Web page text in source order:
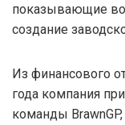
показывающие
создание
Из финансового
года компания
команды